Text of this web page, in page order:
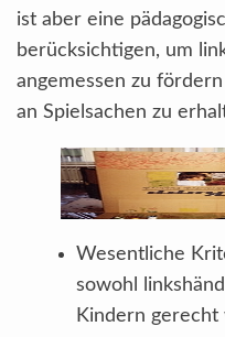
ist aber eine
berücksichtigen, um
angemessen zu
an Spielsachen zu
Wesentliche
sowohl
Kindern gerecht